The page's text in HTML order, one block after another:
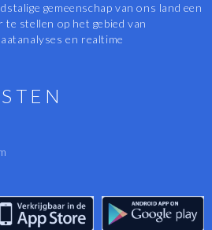
gemeenschap van ons land een
stellen op het gebied van
en realtime